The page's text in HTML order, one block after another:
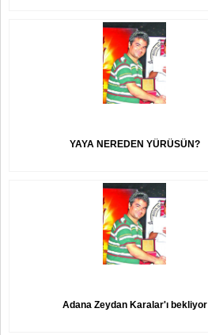
YAYA NEREDEN YÜRÜSÜN?
Adana Zeydan Karalar'ı bekliyor